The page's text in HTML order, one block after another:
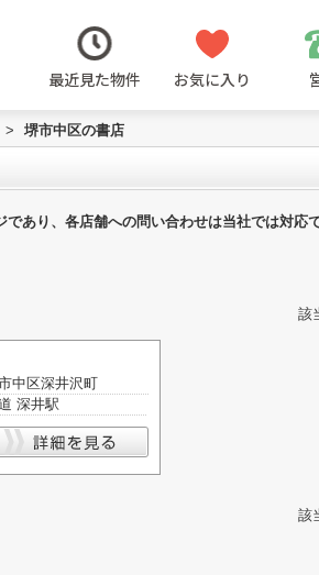
最近見た物件 お気に入り
> 堺市中区の書店
あり、各店舗への問い合わせは当社では対応で
該
中区深井沢町
深井駅
該